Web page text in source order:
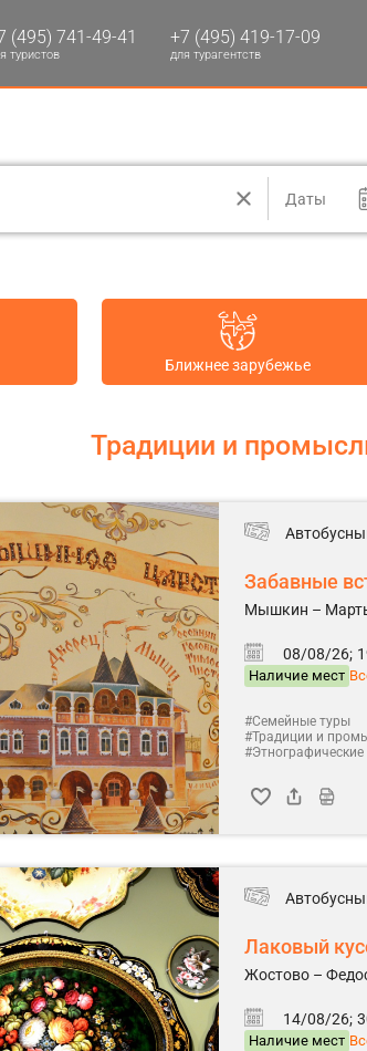
(495) 741-49-41
туристов
+7 (495) 419-17-09
для турагентств
Даты
Ближнее зарубежье
Традиции и
Забавные
Мышкин –
08/08/26;
Наличие мест
#Семейные туры
#Традиции и
#Этнографические
Лаковый
Жостово –
14/08/26;
Наличие мест